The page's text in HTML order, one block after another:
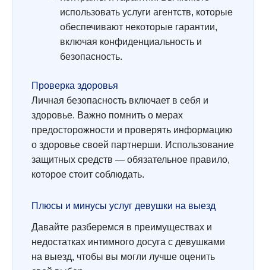
использовать услуги агентств, которые
обеспечивают некоторые гарантии,
включая конфиденциальность и
безопасность.
Проверка здоровья
Личная безопасность включает в себя и
здоровье. Важно помнить о мерах
предосторожности и проверять информацию
о здоровье своей партнерши. Использование
защитных средств — обязательное правило,
которое стоит соблюдать.
Плюсы и минусы услуг девушки на выезд
Давайте разберемся в преимуществах и
недостатках интимного досуга с девушками
на выезд, чтобы вы могли лучше оценить